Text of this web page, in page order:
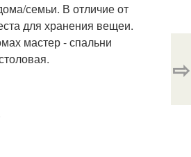
семьи. В отличие от
для хранения вещеи.
мастер - спальни
⇨